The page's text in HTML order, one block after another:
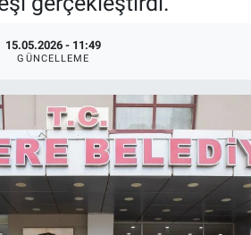
15.05.2026 - 11:49
GÜNCELLEME